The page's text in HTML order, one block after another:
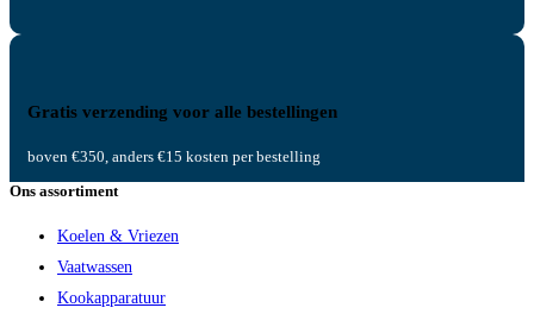
Gratis verzending voor alle bestellingen
boven €350, anders €15 kosten per bestelling
Ons assortiment
Koelen & Vriezen
Vaatwassen
Kookapparatuur